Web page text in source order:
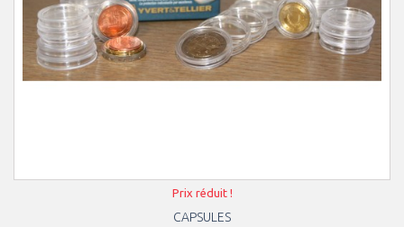
Prix réduit !
CAPSULES